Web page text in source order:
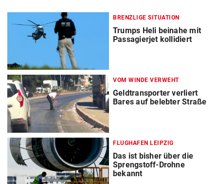
BRENZLIGE SITUATION
Trumps Heli beinahe mit
Passagierjet kollidiert
VOM WINDE VERWEHT
Geldtransporter verliert
Bares auf belebter Straße
FLUGHAFEN LEIPZIG
Das ist bisher über die
Sprengstoff-Drohne
bekannt